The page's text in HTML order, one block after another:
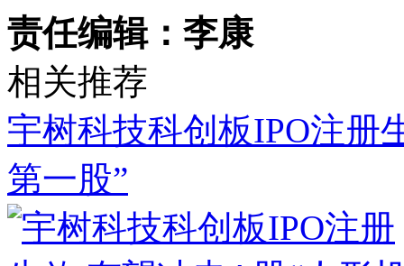
责任编辑：李康
相关推荐
宇树科技科创板IPO注册
第一股”